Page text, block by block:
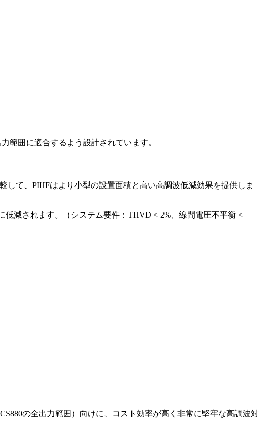
範囲に適合するよう設計されています。
て、PIHFはより小型の設置面積と高い高調波低減効果を提供しま
減されます。（システム要件：THVD < 2%、線間電圧不平衡 <
の全出力範囲）向けに、コスト効率が高く非常に堅牢な高調波対